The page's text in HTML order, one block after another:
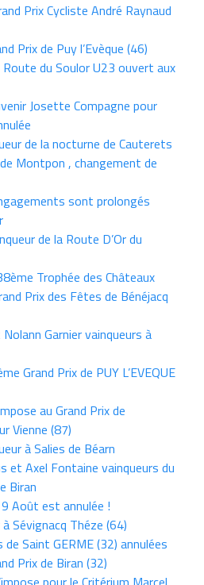
Prix Cycliste André Raynaud
Prix de Puy l’Evèque (46)
du Soulor U23 ouvert aux
Josette Compagne pour
de la nocturne de Cauterets
Montpon , changement de
sont prolongés
de la Route D’Or du
Trophée des Châteaux
Prix des Fêtes de Bénéjacq
Garnier vainqueurs à
Grand Prix de PUY L’EVEQUE
au Grand Prix de
Vienne (87)
à Salies de Béarn
et Axel Fontaine vainqueurs du
Biran
Août est annulée !
Sévignacq Théze (64)
Saint GERME (32) annulées
Prix de Biran (32)